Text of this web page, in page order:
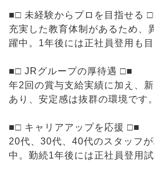
■□ 未経験からプロを目指せる
充実した教育体制があるため、
躍中。1年後には正社員登用も目
■□ JRグループの厚待遇 □■
年2回の賞与支給実績に加え、
あり、安定感は抜群の環境です。
■□ キャリアアップを応援 □■
20代、30代、40代のスタッフ
中。勤続1年後には正社員登用試